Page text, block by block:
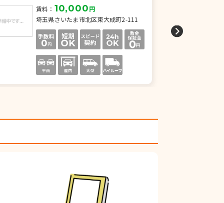
賃料： 10,000円
埼玉県さいたま市北区東大成町2-111